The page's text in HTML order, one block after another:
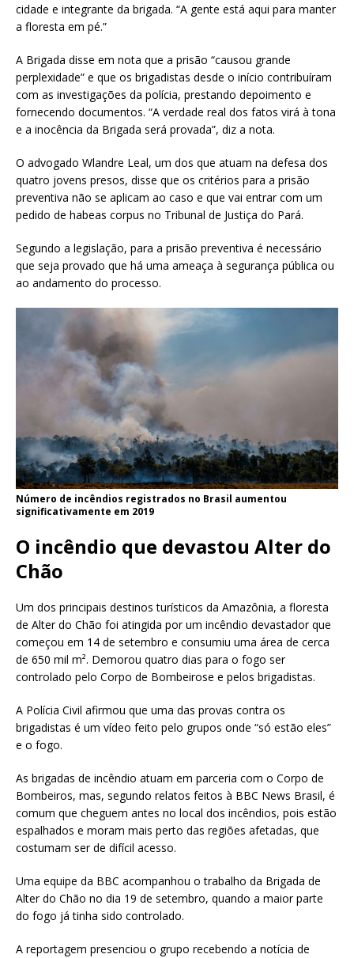
cidade e integrante da brigada. “A gente está aqui para manter
a floresta em pé.”
A Brigada disse em nota que a prisão “causou grande
perplexidade” e que os brigadistas desde o início contribuíram
com as investigações da polícia, prestando depoimento e
fornecendo documentos. “A verdade real dos fatos virá à tona
e a inocência da Brigada será provada”, diz a nota.
O advogado Wlandre Leal, um dos que atuam na defesa dos
quatro jovens presos, disse que os critérios para a prisão
preventiva não se aplicam ao caso e que vai entrar com um
pedido de habeas corpus no Tribunal de Justiça do Pará.
Segundo a legislação, para a prisão preventiva é necessário
que seja provado que há uma ameaça à segurança pública ou
ao andamento do processo.
Número de incêndios registrados no Brasil aumentou
significativamente em 2019
O incêndio que devastou Alter do
Chão
Um dos principais destinos turísticos da Amazônia, a floresta
de Alter do Chão foi atingida por um incêndio devastador que
começou em 14 de setembro e consumiu uma área de cerca
de 650 mil m². Demorou quatro dias para o fogo ser
controlado pelo Corpo de Bombeirose e pelos brigadistas.
A Polícia Civil afirmou que uma das provas contra os
brigadistas é um vídeo feito pelo grupos onde “só estão eles”
e o fogo.
As brigadas de incêndio atuam em parceria com o Corpo de
Bombeiros, mas, segundo relatos feitos à BBC News Brasil, é
comum que cheguem antes no local dos incêndios, pois estão
espalhados e moram mais perto das regiões afetadas, que
costumam ser de difícil acesso.
Uma equipe da BBC acompanhou o trabalho da Brigada de
Alter do Chão no dia 19 de setembro, quando a maior parte
do fogo já tinha sido controlado.
A reportagem presenciou o grupo recebendo a notícia de